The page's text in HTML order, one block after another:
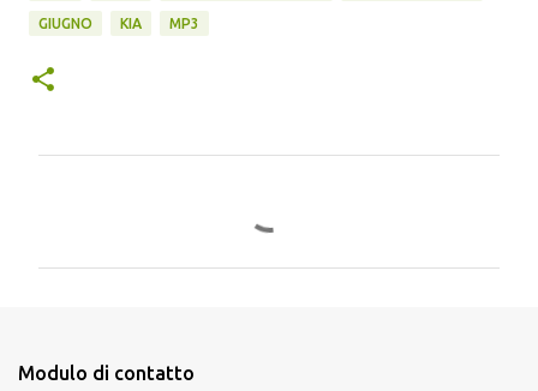
GIUGNO KIA MP3
Modulo di contatto